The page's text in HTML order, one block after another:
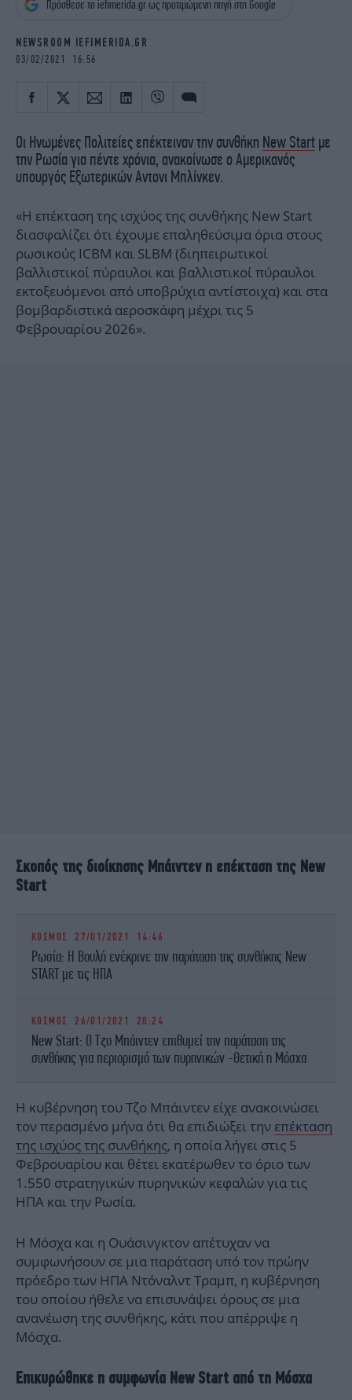
iBOOKS
ΖΩΔΙΑ
MEDIA
NEWSLETTER
Πρόσθεσε το iefimerida.gr ως προτιμώμενη πηγή στη Google
NEWSROOM IEFIMERIDA.GR
03/02/2021 16:56
Οι Ηνωμένες Πολιτείες επέκτειναν την συνθήκη New Start με
την Ρωσία για πέντε χρόνια, ανακοίνωσε ο Αμερικανός
υπουργός Εξωτερικών Αντονι Μπλίνκεν.
«Η επέκταση της ισχύος της συνθήκης New Start
διασφαλίζει ότι έχουμε επαληθεύσιμα όρια στους
ρωσικούς ICBM και SLBM (διηπειρωτικοί
βαλλιστικοί πύραυλοι και βαλλιστικοί πύραυλοι
εκτοξευόμενοι από υποβρύχια αντίστοιχα) και στα
βομβαρδιστικά αεροσκάφη μέχρι τις 5
Φεβρουαρίου 2026».
Σκοπός της διοίκησης Μπάιντεν η επέκταση της New
Start
ΚΟΣΜΟΣ 27/01/2021 14:46
Ρωσία: Η Βουλή ενέκρινε την παράταση της συνθήκης New
START με τις ΗΠΑ
ΚΟΣΜΟΣ 26/01/2021 20:24
New Start: Ο Τζο Μπάιντεν επιθυμεί την παράταση της
συνθήκης για περιορισμό των πυρηνικών -Θετική η Μόσχα
Η κυβέρνηση του Τζο Μπάιντεν είχε ανακοινώσει
τον περασμένο μήνα ότι θα επιδιώξει την επέκταση
της ισχύος της συνθήκης, η οποία λήγει στις 5
Φεβρουαρίου και θέτει εκατέρωθεν το όριο των
1.550 στρατηγικών πυρηνικών κεφαλών για τις
ΗΠΑ και την Ρωσία.
Η Μόσχα και η Ουάσινγκτον απέτυχαν να
συμφωνήσουν σε μια παράταση υπό τον πρώην
πρόεδρο των ΗΠΑ Ντόναλντ Τραμπ, η κυβέρνηση
του οποίου ήθελε να επισυνάψει όρους σε μια
ανανέωση της συνθήκης, κάτι που απέρριψε η
Μόσχα.
Επικυρώθηκε η συμφωνία New Start από τη Μόσχα